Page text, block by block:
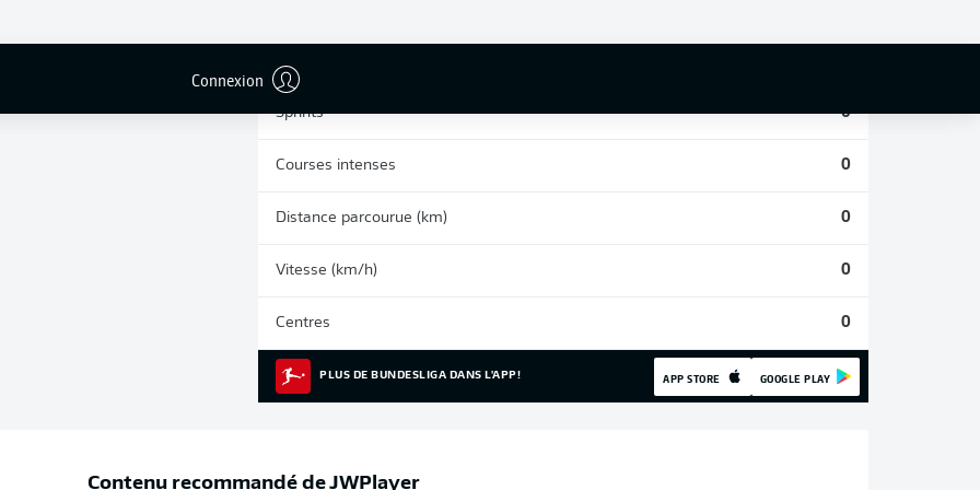
Connexion
Sprints 0
Courses intenses 0
Distance parcourue (km) 0
Vitesse (km/h) 0
Centres 0
PLUS DE BUNDESLIGA DANS L'APP! APP STORE GOOGLE PLAY
Contenu recommandé deJWPlayer